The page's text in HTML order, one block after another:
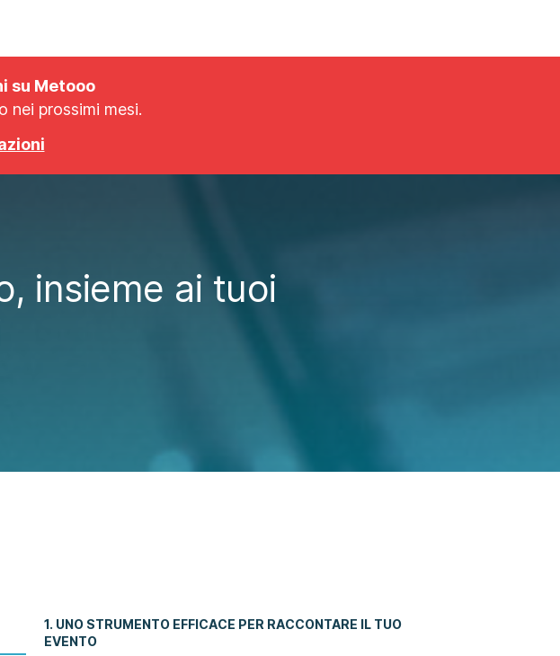
su Metooo
nei prossimi mesi.
insieme ai tuoi
1. UNO STRUMENTO EFFICACE PER RACCONTARE IL TUO
EVENTO